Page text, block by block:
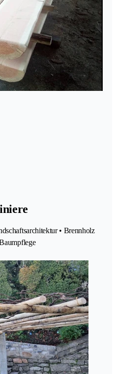
• Brennholz